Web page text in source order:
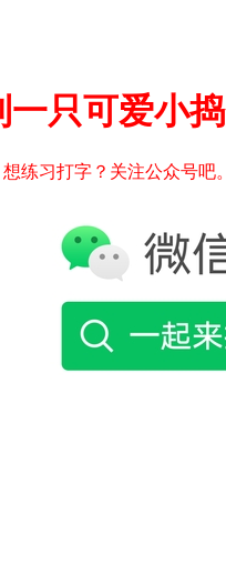
一只可爱小捣
想练习打字？关注公众号吧。